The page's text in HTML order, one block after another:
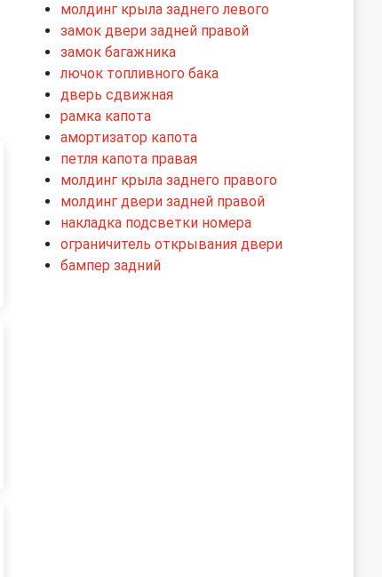
молдинг крыла заднего левого
замок двери задней правой
замок багажника
лючок топливного бака
дверь сдвижная
рамка капота
амортизатор капота
петля капота правая
молдинг крыла заднего правого
молдинг двери задней правой
накладка подсветки номера
ограничитель открывания двери
бампер задний